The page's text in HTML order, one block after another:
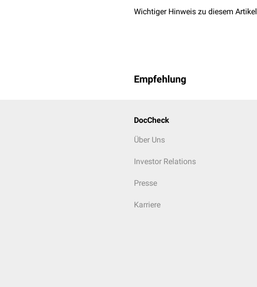
Wichtiger Hinweis zu diesem Artikel
Empfehlung
DocCheck
Über Uns
Investor Relations
Presse
Karriere